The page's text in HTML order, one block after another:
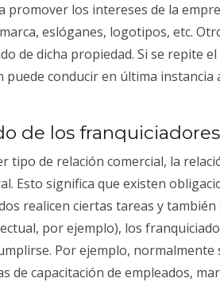
promover los intereses de la
eslóganes, logotipos, etc.
de dicha propiedad. Si se repite
conducir en última instancia
de los franquiciadores
tipo de relación comercial, la
Esto significa que existen
realicen ciertas tareas y
por ejemplo), los
Por ejemplo,
de capacitación de empleados,